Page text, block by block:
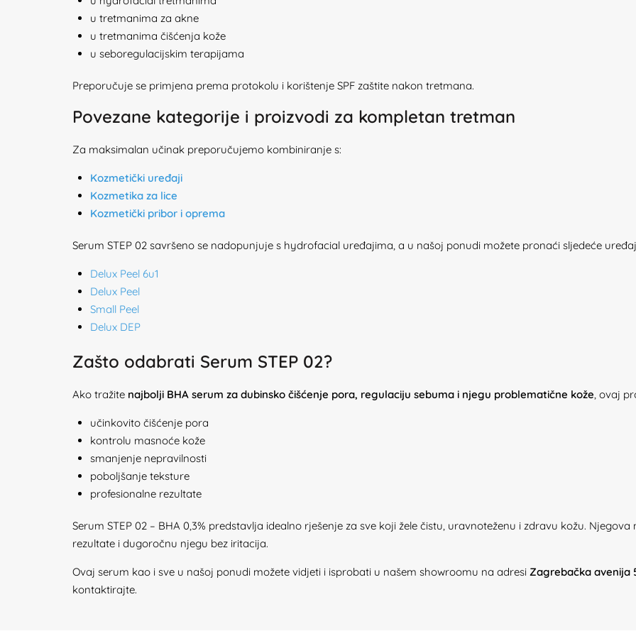
u tretmanima za akne
u tretmanima čišćenja kože
u seboregulacijskim terapijama
Preporučuje se primjena prema protokolu i korištenje SPF zaštite nakon tretmana.
Povezane kategorije i proizvodi za kompletan tretman
Za maksimalan učinak preporučujemo kombiniranje s:
Kozmetički uređaji
Kozmetika za lice
Kozmetički pribor i oprema
Serum STEP 02 savršeno se nadopunjuje s hydrofacial uređajima, a u našoj ponudi možete pronaći sljedeće
Delux Peel 6u1
Delux Peel
Small Peel
Delux DEP
Zašto odabrati Serum STEP 02?
Ako tražite najbolji BHA serum za dubinsko čišćenje pora, regulaciju sebuma i njegu problematične kože, ovaj
učinkovito čišćenje pora
kontrolu masnoće kože
smanjenje nepravilnosti
poboljšanje teksture
profesionalne rezultate
Serum STEP 02 – BHA 0,3% predstavlja idealno rješenje za sve koji žele čistu, uravnoteženu i zdravu kožu.
rezultate i dugoročnu njegu bez iritacija.
Ovaj serum kao i sve u našoj ponudi možete vidjeti i isprobati u našem showroomu na adresi Zagrebačka avenija
kontaktirajte.